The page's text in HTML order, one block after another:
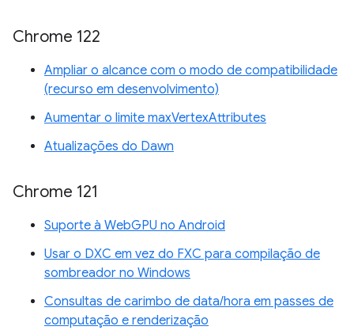
Chrome 122
Ampliar o alcance com o modo de compatibilidade
(recurso em desenvolvimento)
Aumentar o limite maxVertexAttributes
Atualizações do Dawn
Chrome 121
Suporte à WebGPU no Android
Usar o DXC em vez do FXC para compilação de
sombreador no Windows
Consultas de carimbo de data/hora em passes de
computação e renderização